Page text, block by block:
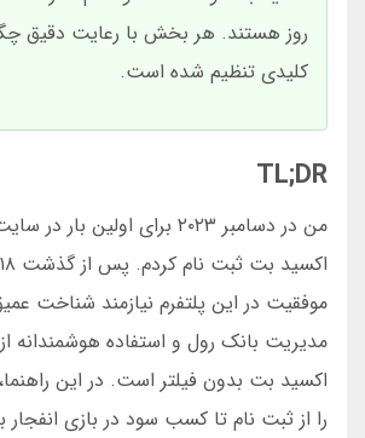
روز هستند. هر بخش با رعایت دقیق
کلیدی تنظیم شده است.
TL;DR
من در دسامبر ۲۰۲۳ برای اولین
موفقیت در این پلتفرم نیازمند شناخت
مدیریت بانک رول و استفاده هوشمندانه
اکسید بت بدون فیلتر است. در این
را از ثبت نام تا کسب سود در بازی انفجار